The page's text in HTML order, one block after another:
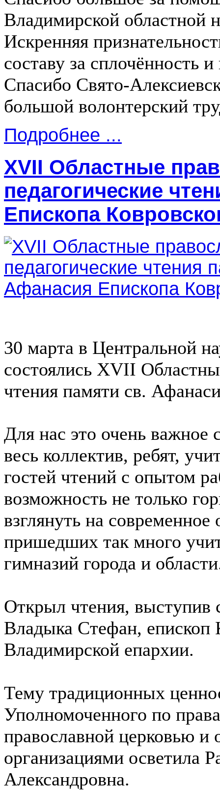
Владимирской областной
Искренняя
составу за сплочённость
Спасибо Свято-
большой волонтерский
Подробнее ...
XVII Областные
педагогические
Епископа
30 марта в Центральной
состоялись XVII
чтения памяти св.
Для нас это очень важное
весь коллектив, ребят,
гостей чтений с опытом
возможность не только
взглянуть на
пришедших так много
гимназий города и
Открыл чтения, выступив
Владыка Стефан, епископ
Владимирской епархии.
Тему традиционных
Уполномоченного по
православной церковью и
организациями осветила
Александровна.